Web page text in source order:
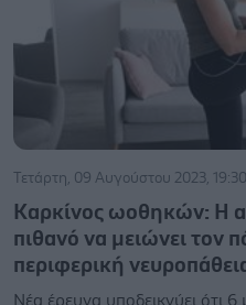
Τετάρτη, 09 Αυγούστου 2023, 19:30
Καρκίνος ωοθηκών: Η
πιθανό να μειώνει τον
περιφερική
Νέα έρευνα υποδεικνύει ότι